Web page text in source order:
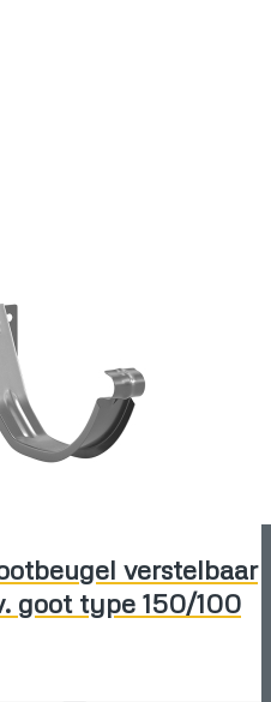
verstelbaar
goot type 150/100